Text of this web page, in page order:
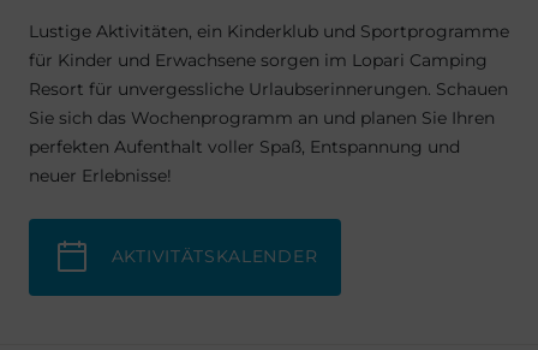
Lustige Aktivitäten, ein Kinderklub und Sportprogramme
für Kinder und Erwachsene sorgen im Lopari Camping
Resort für unvergessliche Urlaubserinnerungen. Schauen
Sie sich das Wochenprogramm an und planen Sie Ihren
perfekten Aufenthalt voller Spaß, Entspannung und
neuer Erlebnisse!
AKTIVITÄTSKALENDER